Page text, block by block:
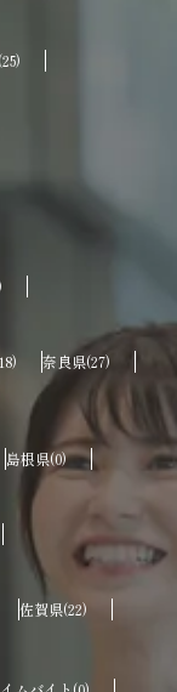
(25)
奈良県(27)
島根県(0)
佐賀県(22)